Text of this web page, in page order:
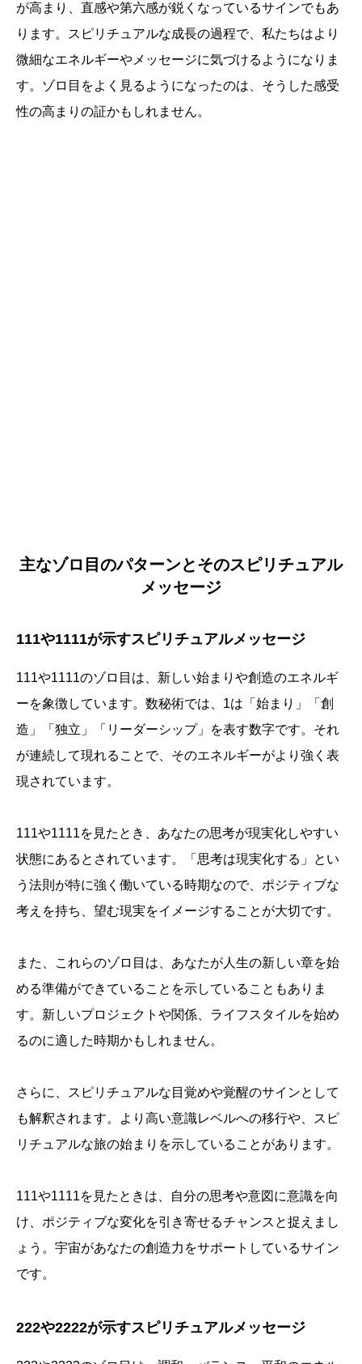
が高まり、直感や第六感が鋭くなっているサインでもあ
ります。スピリチュアルな成長の過程で、私たちはより
微細なエネルギーやメッセージに気づけるようになりま
す。ゾロ目をよく見るようになったのは、そうした感受
性の高まりの証かもしれません。
主なゾロ目のパターンとそのスピリチュアル
メッセージ
111や1111が示すスピリチュアルメッセージ
111や1111のゾロ目は、新しい始まりや創造のエネルギ
ーを象徴しています。数秘術では、1は「始まり」「創
造」「独立」「リーダーシップ」を表す数字です。それ
が連続して現れることで、そのエネルギーがより強く表
現されています。
111や1111を見たとき、あなたの思考が現実化しやすい
状態にあるとされています。「思考は現実化する」とい
う法則が特に強く働いている時期なので、ポジティブな
考えを持ち、望む現実をイメージすることが大切です。
また、これらのゾロ目は、あなたが人生の新しい章を始
める準備ができていることを示していることもありま
す。新しいプロジェクトや関係、ライフスタイルを始め
るのに適した時期かもしれません。
さらに、スピリチュアルな目覚めや覚醒のサインとして
も解釈されます。より高い意識レベルへの移行や、スピ
リチュアルな旅の始まりを示していることがあります。
111や1111を見たときは、自分の思考や意図に意識を向
け、ポジティブな変化を引き寄せるチャンスと捉えまし
ょう。宇宙があなたの創造力をサポートしているサイン
です。
222や2222が示すスピリチュアルメッセージ